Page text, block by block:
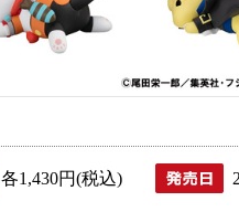
各1,430円(税込)